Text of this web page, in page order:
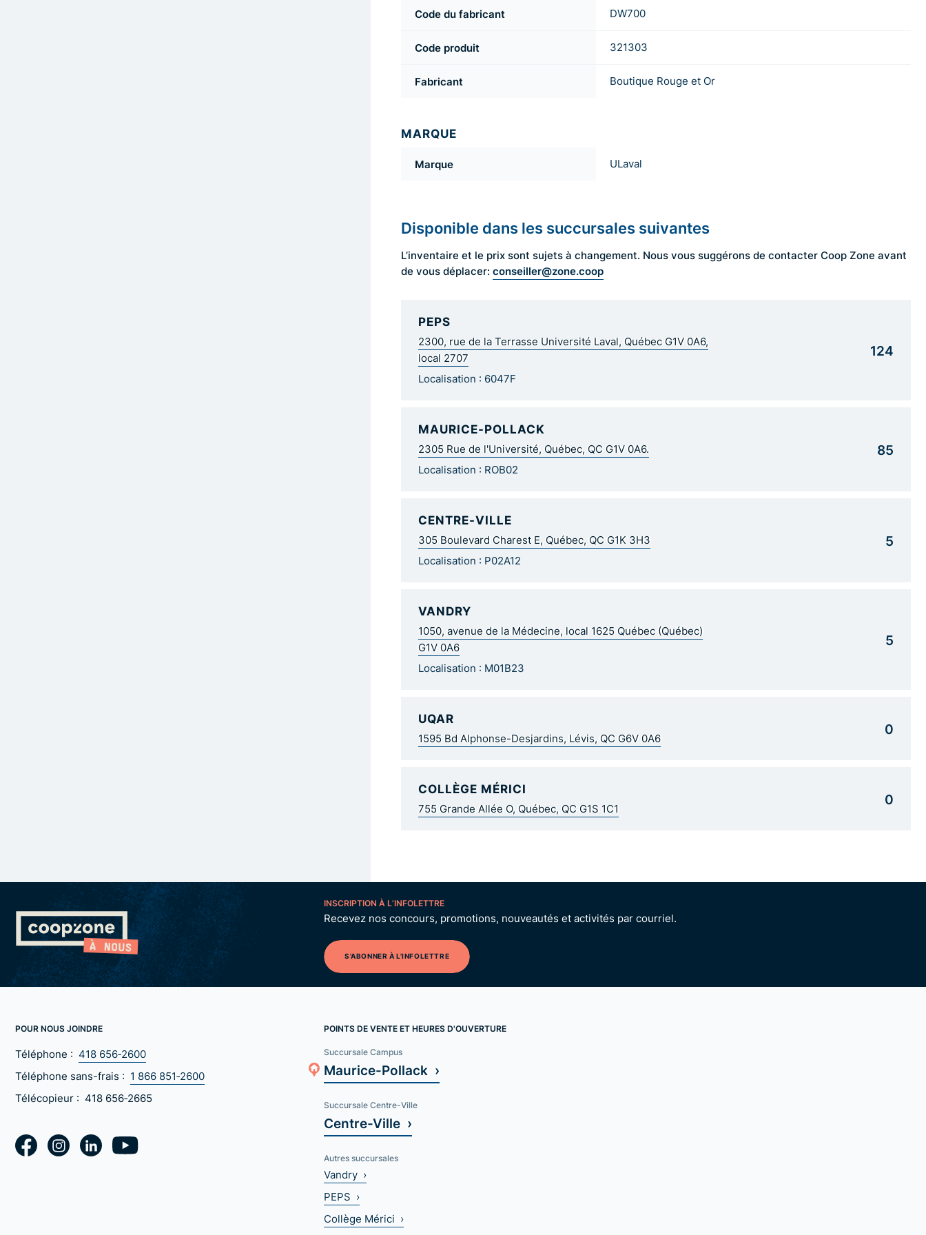
Code du fabricant DW700
Code produit 321303
Fabricant Boutique Rouge et Or
MARQUE
Marque ULaval
Disponible dans les succursales suivantes
L’inventaire et le prix sont sujets à changement. Nous vous suggérons de contacter Coop Zone avant
de vous déplacer: conseiller@zone.coop
PEPS
2300, rue de la Terrasse Université Laval, Québec G1V 0A6,
local 2707
Localisation : 6047F
124
MAURICE-POLLACK
2305 Rue de l'Université, Québec, QC G1V 0A6.
Localisation : ROB02
85
CENTRE-VILLE
305 Boulevard Charest E, Québec, QC G1K 3H3
Localisation : P02A12
5
VANDRY
1050, avenue de la Médecine, local 1625 Québec (Québec)
G1V 0A6
Localisation : M01B23
5
UQAR
1595 Bd Alphonse-Desjardins, Lévis, QC G6V 0A6
0
COLLÈGE MÉRICI
755 Grande Allée O, Québec, QC G1S 1C1
0
INSCRIPTION À L’INFOLETTRE
Recevez nos concours, promotions, nouveautés et activités par courriel.
S'ABONNER À L'INFOLETTRE
POUR NOUS JOINDRE
Téléphone : 418 656‑2600
Téléphone sans-frais : 1 866 851‑2600
Télécopieur : 418 656‑2665
POINTS DE VENTE ET HEURES D'OUVERTURE
Succursale Campus
Maurice-Pollack ›
Succursale Centre-Ville
Centre-Ville ›
Autres succursales
Vandry ›
PEPS ›
Collège Mérici ›